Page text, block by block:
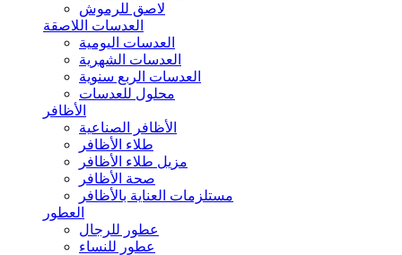
لاصق للرموش
العدسات اللاصقة
العدسات اليومية
العدسات الشهرية
العدسات الربع سنوية
محلول للعدسات
الأظافر
الأظافر الصناعية
طلاء الأظافر
مزيل طلاء الأظافر
صحة الأظافر
مستلزمات العناية بالأظافر
العطور
عطور للرجال
عطور للنساء